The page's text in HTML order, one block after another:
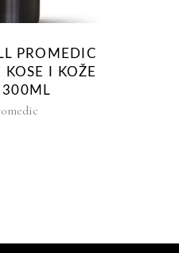
PROMEDIC
KOSE I KOŽE
300ML